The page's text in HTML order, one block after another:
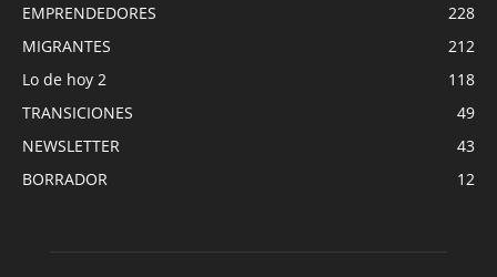
EMPRENDEDORES
228
MIGRANTES
212
Lo de hoy 2
118
TRANSICIONES
49
NEWSLETTER
43
BORRADOR
12